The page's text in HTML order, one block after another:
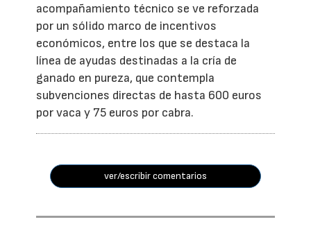
acompañamiento técnico se ve reforzada
por un sólido marco de incentivos
económicos, entre los que se destaca la
línea de ayudas destinadas a la cría de
ganado en pureza, que contempla
subvenciones directas de hasta 600 euros
por vaca y 75 euros por cabra.
ver/escribir comentarios